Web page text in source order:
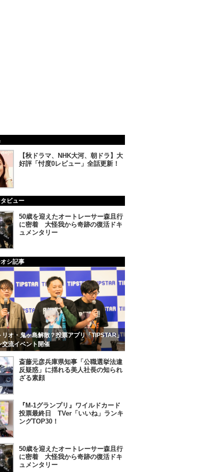
【秋ドラマ、NHK大河、朝ドラ】大
好評「忖度0レビュー」全話更新！
ビュー
50歳を迎えたオートレーサー森且行
に密着 大怪我から奇跡の復活ドキ
ュメンタリー
シ記事
リオ・鬼ヶ島解散？投票アプリ「TIPSTAR」
交流イベント開催
斎藤元彦兵庫県知事「公職選挙法違
反疑惑」に揺れる美人社長の知られ
ざる素顔
『M-1グランプリ』ワイルドカード
投票最終日 TVer「いいね」ランキ
ングTOP30！
50歳を迎えたオートレーサー森且行
に密着 大怪我から奇跡の復活ドキ
ュメンタリー